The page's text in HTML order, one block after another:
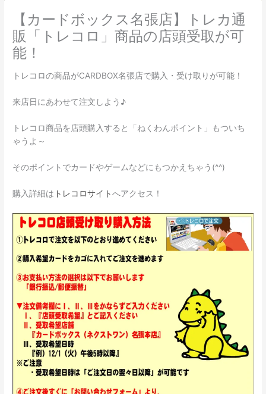
【カードボックス名張店】トレカ通
販「トレコロ」商品の店頭受取が可
能！
トレコロの商品がCARDBOX名張店で購入・受け取りが可能！
来店日にあわせて注文しよう♪
トレコロ商品を店頭購入すると「ねくわんポイント」もついち
ゃうよ～
そのポイントでカードやゲームなどにもつかえちゃう(^^)
購入詳細は トレコロサイトへアクセス！